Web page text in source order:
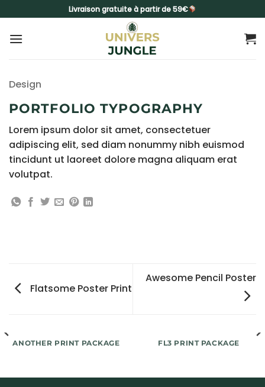
au
contenu
Livraison gratuite à partir de 59€
Design
PORTFOLIO TYPOGRAPHY
Lorem ipsum dolor sit amet, consectetuer
adipiscing elit, sed diam nonummy nibh euismod
tincidunt ut laoreet dolore magna aliquam erat
volutpat.
Flatsome Poster Print
Awesome Pencil Poster
ANOTHER PRINT PACKAGE FL3 PRINT PACKAGE